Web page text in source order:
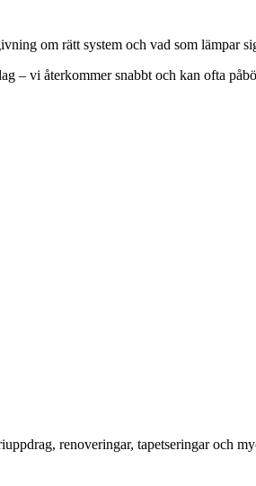
om rätt system och vad som lämpar
– vi återkommer snabbt och kan ofta
renoveringar, tapetseringar och